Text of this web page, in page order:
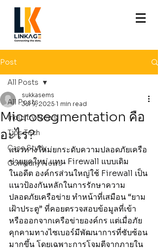
Post
All Posts
Industry News
Tips Tech
Case Study
Company News
All Posts
Microsegmentation คือ
อะไร?
sukkasems
Jul 9, 2025 1 min read
แนวทางใหม่ยกระดับความปลอดภัยเครือ
ข่ายยุคใหม่ แทน Firewall แบบเดิม
ในอดีต องค์กรส่วนใหญ่ใช้ Firewall เป็น
แนวป้องกันหลักในการรักษาความ
ปลอดภัยเครือข่าย ทำหน้าที่เสมือน “ยาม
เฝ้าประตู” ที่คอยตรวจสอบข้อมูลที่เข้า
หรือออกจากเครือข่ายองค์กร แต่เมื่อภัย
คุกคามทางไซเบอร์มีพัฒนาการที่ซับซ้อน
มากขึ้น โดยเฉพาะการโจมตีจากภายใน